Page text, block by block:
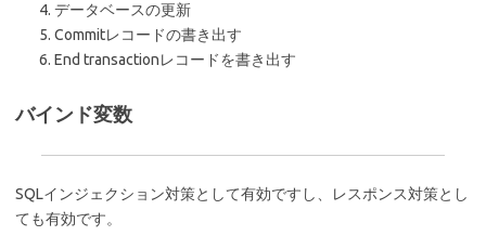
データベースの更新
Commitレコードの書き出す
End transactionレコードを書き出す
バインド変数
SQLインジェクション対策として有効ですし、レスポンス対策とし
ても有効です。